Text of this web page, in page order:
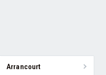
Arrancourt